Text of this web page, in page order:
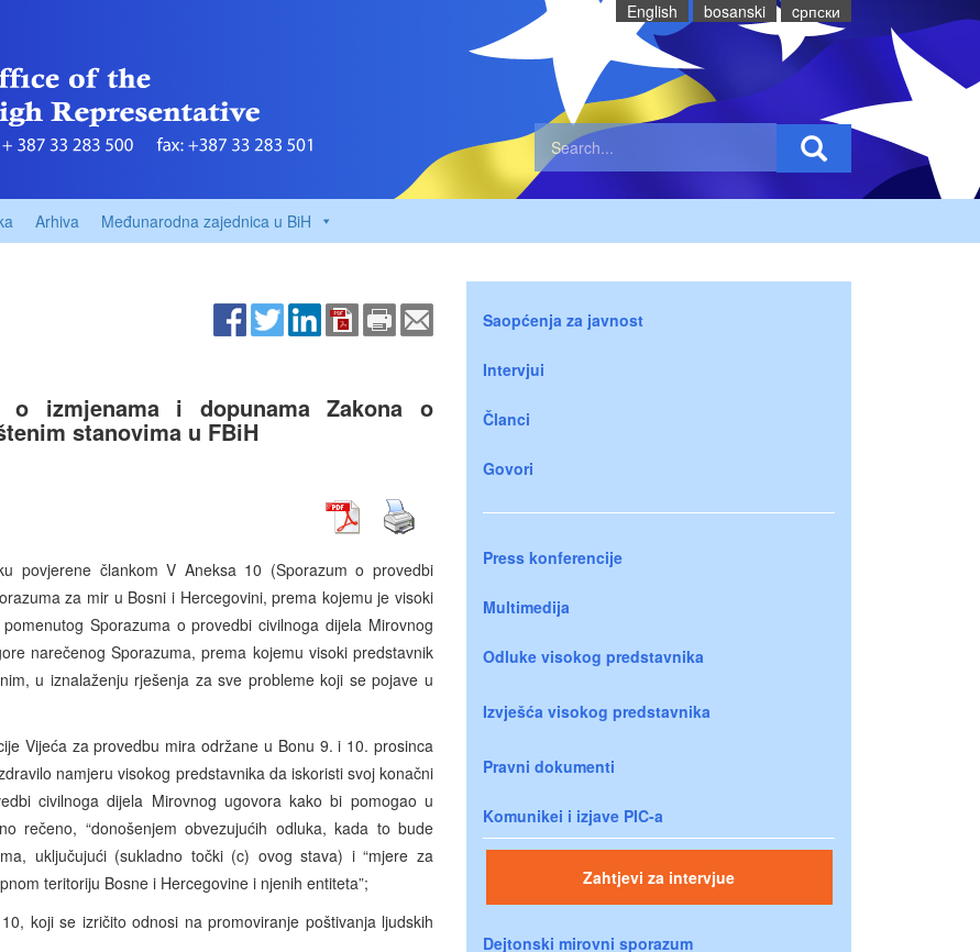
English bosanski cрпски
Arhiva Međunarodna zajednica u BiH
izmjenama i dopunama Zakona o
stanovima u FBiH
povjerene člankom V Aneksa 10 (Sporazum o provedbi
za mir u Bosni i Hercegovini, prema kojemu je visoki
Sporazuma o provedbi civilnoga dijela Mirovnog
narečenog Sporazuma, prema kojemu visoki predstavnik
u iznalaženju rješenja za sve probleme koji se pojave u
Vijeća za provedbu mira održane u Bonu 9. i 10. prosinca
namjeru visokog predstavnika da iskoristi svoj konačni
civilnoga dijela Mirovnog ugovora kako bi pomogao u
rečeno, “donošenjem obvezujućih odluka, kada to bude
uključujući (sukladno točki (c) ovog stava) i “mjere za
teritoriju Bosne i Hercegovine i njenih entiteta”;
koji se izričito odnosi na promoviranje poštivanja ljudskih
Saopćenja za javnost
Intervjui
Članci
Govori
Press konferencije
Multimedija
Odluke visokog predstavnika
Izvješća visokog predstavnika
Pravni dokumenti
Komunikei i izjave PIC-a
Zahtjevi za intervjue
Dejtonski mirovni sporazum